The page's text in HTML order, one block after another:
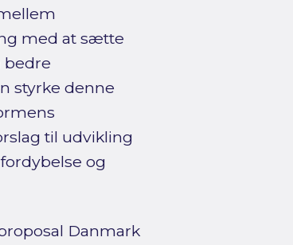
med at sætte
bedre
styrke denne
til udvikling
og
Danmark